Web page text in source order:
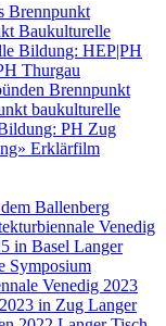
Brennpunkt
Baukulturelle
Bildung: HEP|PH
Thurgau
Brennpunkt
baukulturelle
PH Zug
Erklärfilm
Ballenberg
Venedig
in Basel Langer
Symposium
Venedig 2023
in Zug Langer